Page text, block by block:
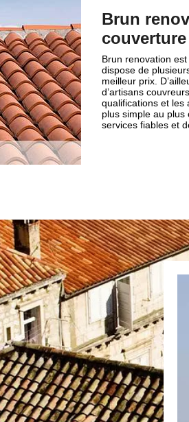
Brun
couverture
Brun renovation
dispose de
meilleur prix.
d’artisans
qualifications et les
plus simple au
services fiables et